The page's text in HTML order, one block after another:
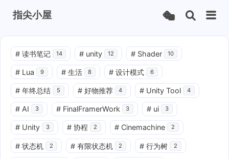
指尖小屋
# 读书笔记 14 # unity 12 # Shader 10
# Lua 9 # 生活 8 # 设计模式 6
# 年终总结 5 # 好物推荐 4 # Unity Tool 4
# AI 3 # FinalFramerWork 3 # ui 3
# Unity 3 # 协程 2 # Cinemachine 2
# 状态机 2 # 有限状态机 2 # 行为树 2